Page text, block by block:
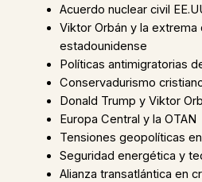
Acuerdo nuclear civil
Viktor Orbán y la extrema
estadounidense
Políticas antimigratorias
Conservadurismo
Donald Trump y Viktor
Europa Central y la OTAN
Tensiones geopolíticas
Seguridad energética y
Alianza transatlántica en